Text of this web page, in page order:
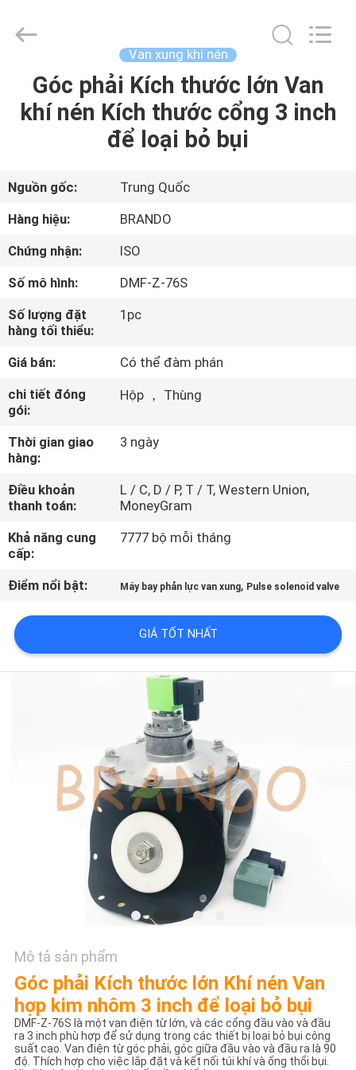
NHÀ
VỀ
CHÚNG
CHUYẾN
THAM
QUAN
NHÀ
KIỂM
SOÁT
CHẤT
LƯỢNG
LIÊN
HỆ
VỚI
COMPANY
SƠ
ĐỒ
TRANG
WEB
Brando
Hardware
Van xung khí nén
Góc phải Kích thước lớn Van
khí nén Kích thước cổng 3 inch
để loại bỏ bụi
Nguồn gốc:
Trung Quốc
Hàng hiệu:
BRANDO
Chứng nhận:
ISO
Số mô hình:
DMF-Z-76S
Số lượng đặt
hàng tối thiểu:
1pc
Giá bán:
Có thể đàm phán
chi tiết đóng
gói:
Hộp ， Thùng
Thời gian giao
hàng:
3 ngày
Điều khoản
thanh toán:
L / C, D / P, T / T, Western Union,
MoneyGram
Khả năng cung
cấp:
7777 bộ mỗi tháng
Điểm nổi bật: Máy bay phản lực van xung, Pulse solenoid valve
GIÁ TỐT NHẤT
Mô tả sản phẩm
Góc phải Kích thước lớn Khí nén Van
hợp kim nhôm 3 inch để loại bỏ bụi
DMF-Z-76S là một van điện từ lớn, và các cổng đầu vào và đầu
ra 3 inch phù hợp để sử dụng trong các thiết bị loại bỏ bụi công
suất cao. Van điện từ góc phải, góc giữa đầu vào và đầu ra là 90
độ. Thích hợp cho việc lắp đặt và kết nối túi khí và ống thổi bụi.